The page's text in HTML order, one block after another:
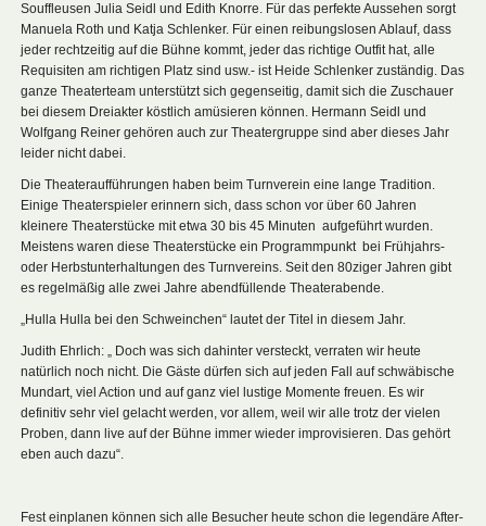
Souffleusen Julia Seidl und Edith Knorre. Für das perfekte Aussehen sorgt
Manuela Roth und Katja Schlenker. Für einen reibungslosen Ablauf, dass
jeder rechtzeitig auf die Bühne kommt, jeder das richtige Outfit hat, alle
Requisiten am richtigen Platz sind usw.- ist Heide Schlenker zuständig. Das
ganze Theaterteam unterstützt sich gegenseitig, damit sich die Zuschauer
bei diesem Dreiakter köstlich amüsieren können. Hermann Seidl und
Wolfgang Reiner gehören auch zur Theatergruppe sind aber dieses Jahr
leider nicht dabei.
Die Theateraufführungen haben beim Turnverein eine lange Tradition.
Einige Theaterspieler erinnern sich, dass schon vor über 60 Jahren
kleinere Theaterstücke mit etwa 30 bis 45 Minuten aufgeführt wurden.
Meistens waren diese Theaterstücke ein Programmpunkt bei Frühjahrs-
oder Herbstunterhaltungen des Turnvereins. Seit den 80ziger Jahren gibt
es regelmäßig alle zwei Jahre abendfüllende Theaterabende.
„Hulla Hulla bei den Schweinchen“ lautet der Titel in diesem Jahr.
Judith Ehrlich: „ Doch was sich dahinter versteckt, verraten wir heute
natürlich noch nicht. Die Gäste dürfen sich auf jeden Fall auf schwäbische
Mundart, viel Action und auf ganz viel lustige Momente freuen. Es wir
definitiv sehr viel gelacht werden, vor allem, weil wir alle trotz der vielen
Proben, dann live auf der Bühne immer wieder improvisieren. Das gehört
eben auch dazu“.
Fest einplanen können sich alle Besucher heute schon die legendäre After-